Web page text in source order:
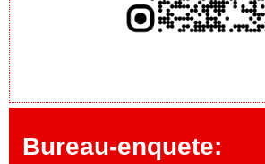
Bureau-enquete: